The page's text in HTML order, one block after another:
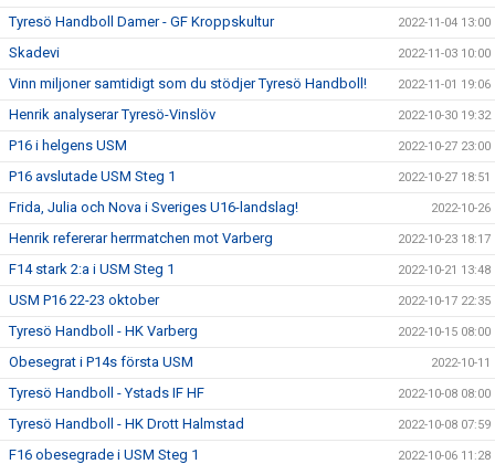
Tyresö Handboll Damer - GF Kroppskultur 2022-11-04 13:00
Skadevi 2022-11-03 10:00
Vinn miljoner samtidigt som du stödjer Tyresö Handboll! 2022-11-01 19:06
Henrik analyserar Tyresö-Vinslöv 2022-10-30 19:32
P16 i helgens USM 2022-10-27 23:00
P16 avslutade USM Steg 1 2022-10-27 18:51
Frida, Julia och Nova i Sveriges U16-landslag! 2022-10-26
Henrik refererar herrmatchen mot Varberg 2022-10-23 18:17
F14 stark 2:a i USM Steg 1 2022-10-21 13:48
USM P16 22-23 oktober 2022-10-17 22:35
Tyresö Handboll - HK Varberg 2022-10-15 08:00
Obesegrat i P14s första USM 2022-10-11
Tyresö Handboll - Ystads IF HF 2022-10-08 08:00
Tyresö Handboll - HK Drott Halmstad 2022-10-08 07:59
F16 obesegrade i USM Steg 1 2022-10-06 11:28